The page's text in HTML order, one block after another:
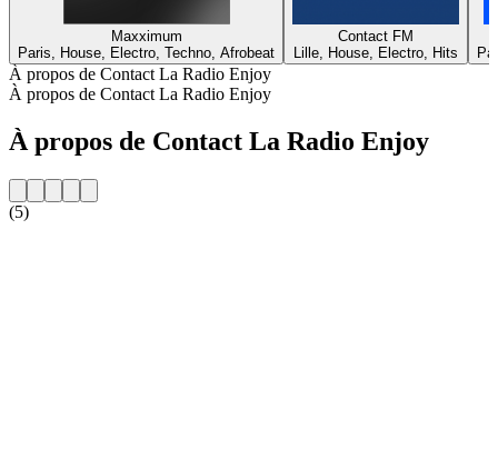
Maxximum
Paris, House, Electro, Techno, Afrobeat
Contact FM
Lille, House, Electro, Hits
À propos de Contact La Radio Enjoy
À propos de Contact La Radio Enjoy
À propos de Contact La Radio Enjoy
(5)